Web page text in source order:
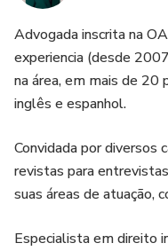
Advogada inscrita na
experiencia (desde
na área, em mais de 20
inglês e espanhol.
Convidada por diversos
revistas para
suas áreas de atuação,
Especialista em direito